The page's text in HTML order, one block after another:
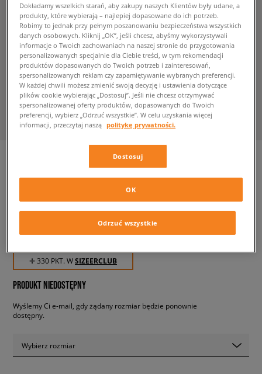
329,99 zł z VAT
✛ 330 PKT. WSIZEERCLUB
PRODUKT NIEDOSTĘPNY
Wyślemy Ci e-mail, gdy żądany rozmiar będzie ponownie
dostępny.
Wybierz rozmiar
Dokładamy wszelkich starań, aby zakupy naszych Klientów były udane, a
produkty, które wybierają – najlepiej dopasowane do ich potrzeb.
Robimy to jednak przy pełnym poszanowaniu bezpieczeństwa wszystkich
danych osobowych. Kliknij „OK”, jeśli chcesz, abyśmy wykorzystywali
informacje o Twoich zachowaniach na naszej stronie do przygotowania
personalizowanych specjalnie dla Ciebie treści, w tym rekomendacji
produktów dopasowanych do Twoich potrzeb i zainteresowań,
spersonalizowanych reklam czy zapamiętywanie wybranych preferencji.
W każdej chwili możesz zmienić swoją decyzję i ustawienia dotyczące
plików cookie wybierając „Dostosuj”. Jeśli nie chcesz otrzymywać
spersonalizowanej oferty produktów, dopasowanych do Twoich
preferencji, wybierz „Odrzuć wszystkie”. W celu uzyskania więcej
informacji, przeczytaj naszą politykę prywatności.
Dostosuj
Odrzuć wszystkie
OK